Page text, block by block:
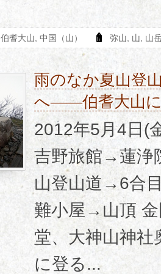
伯耆大山 中国（山） 弥山 山 山
雨のなか夏山登
へ――伯耆大山
2012年5月4日(
吉野旅館→蓮
山登山道→6合
難小屋→山頂
堂、大神山神
に登る...